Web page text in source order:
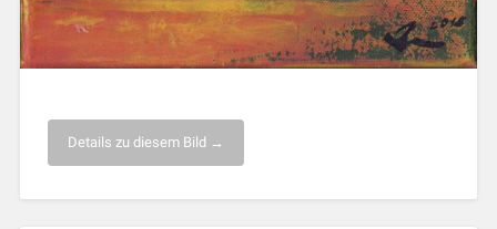
Details zu diesem Bild →